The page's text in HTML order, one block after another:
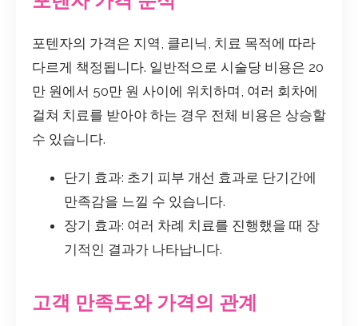
포텐자의 가격은 지역, 클리닉, 치료 목적에 따라
다르게 책정됩니다. 일반적으로 시술당 비용은 20
만 원에서 50만 원 사이에 위치하며, 여러 회차에
걸쳐 치료를 받아야 하는 경우 전체 비용은 상승할
수 있습니다.
단기 효과: 초기 피부 개선 효과로 단기간에
만족감을 느낄 수 있습니다.
장기 효과: 여러 차례 치료를 진행했을 때 장
기적인 결과가 나타납니다.
고객 만족도와 가격의 관계